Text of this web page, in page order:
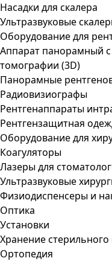
Насадки для скалера
Ультразвуковые
Оборудование для
Аппарат панорамный
томографии (3D)
Панорамные
Радиовизиографы
Рентгенаппараты
Рентгензащитная
Оборудование для
Коагуляторы
Лазеры для
Ультразвуковые
Физиодиспенсеры и
Оптика
Установки
Хранение стерильного
Ортопедия